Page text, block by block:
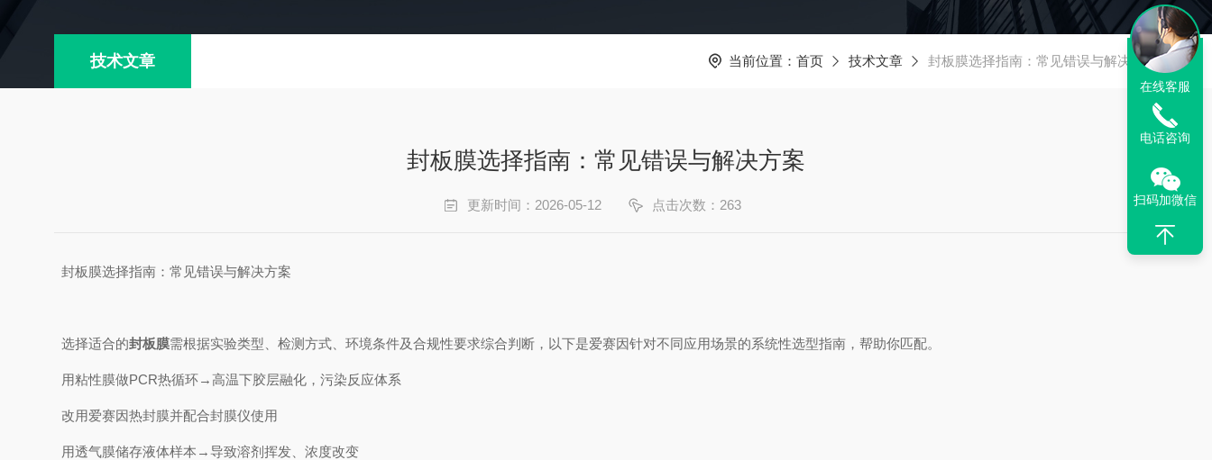
技术文章 当前位置： 首页 技术文章 封板膜选择指南：常见错误与解决方案
封板膜选择指南：常见错误与解决方案
更新时间：2026-05-12 点击次数：263
封板膜选择指南：常见错误与解决方案
‌选择适合的封板膜需根据实验类型、检测方式、环境条件及合规性要求综合判断‌，以下是爱赛因针对不同应用场景的系统性选型指南，帮助你匹配。
‌用粘性膜做PCR热循环‌→高温下胶层融化，污染反应体系
改用‌爱赛因热封膜‌并配合封膜仪使用
‌用透气膜储存液体样本‌→导致溶剂挥发、浓度改变
在线客服
电话咨询
扫码加微信